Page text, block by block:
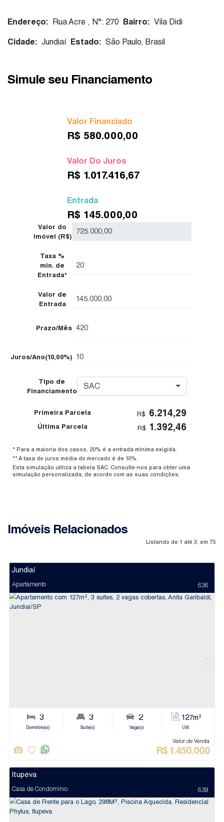
Endereço: Rua Acre , N°: 270 Bairro: Vila Didi
Cidade: Jundiaí Estado: São Paulo, Brasil
Simule seu Financiamento
Valor Financiado
R$ 580.000,00
Valor Do Juros
R$ 1.017.416,67
Entrada
R$ 145.000,00
Valor do
Imóvel (R$)
Taxa %
min. de
Entrada*
Valor de
Entrada
Prazo/Mês
Juros/Ano(10,00%)
Tipo de
Financiamento
SAC
Primeira Parcela R$ 6.214,29
Última Parcela R$ 1.392,46
* Para a maioria dos casos, 20% é a entrada mínima exigida.
** A taxa de juros média do mercado é de 10%.
Esta simulação utiliza a tabela SAC. Consulte-nos para obter uma
simulação personalizada, de acordo com as suas condições.
Imóveis Relacionados
Listando de 1 até 3, em 75